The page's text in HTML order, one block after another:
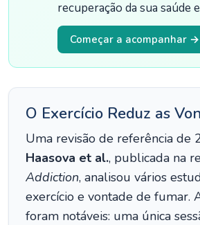
recuperação da sua saúde
Começar a acompanhar →
O Exercício Reduz as
Uma revisão de referência de
Haasova et al., publicada na
Addiction, analisou vários
exercício e vontade de fumar.
foram notáveis: uma única